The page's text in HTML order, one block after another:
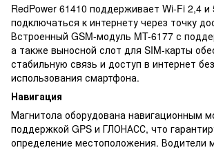
RedPower 61410 поддерживает Wi-Fi 2,4 и
подключаться к интернету через точку
Встроенный GSM-модуль MT-6177 с
а также выносной слот для SIM-карты
стабильную связь и доступ в интернет
использования смартфона.
Навигация
Магнитола оборудована навигационным
поддержкой GPS и ГЛОНАСС, что
определение местоположения. Водители